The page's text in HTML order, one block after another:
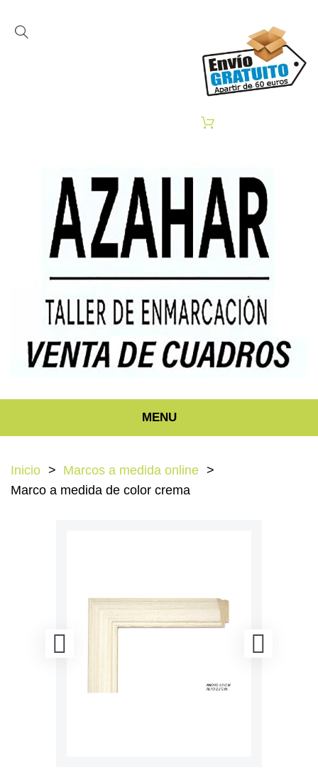
MENU
Inicio
Marcos a medida online
Marco a medida de color crema